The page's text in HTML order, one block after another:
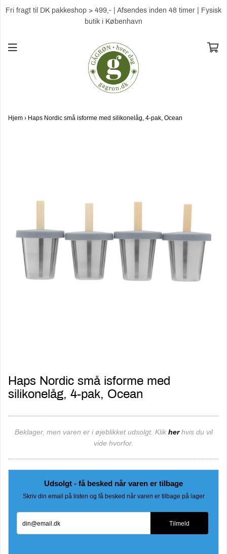
Fri fragt til DK pakkeshop > 499,- | Afsendes inden 48 timer | Fysisk
butik i København
Hjem › Haps Nordic små isforme med silikonelåg, 4-pak, Ocean
Haps Nordic små isforme med
silikonelåg, 4-pak, Ocean
Beklager, men varen er i øjeblikket udsolgt. Klik herhvis du vil
vide hvorfor.
Udsolgt - få besked når varen er tilbage
Skriv din email på listen og få besked når varen er tilbage på lager
Tilmeld